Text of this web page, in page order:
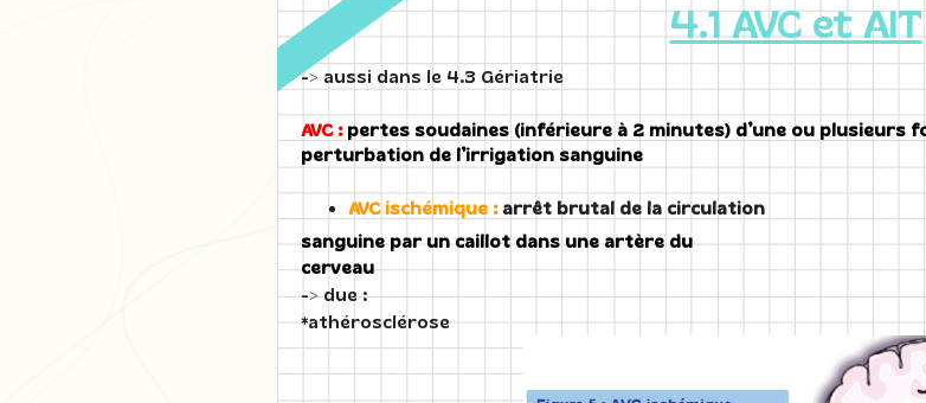
4.1 AVC et AIT
-> aussi dans le 4.3 Gériatrie
AVC : pertes soudaines (inférieure à 2 minutes) d’une ou plusieurs
perturbation de l’irrigation sanguine
AVC ischémique : arrêt brutal de la circulation
sanguine par un caillot dans une artère du
cerveau
-> due :
*athérosclérose